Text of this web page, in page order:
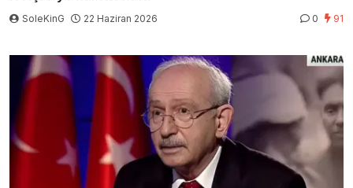
SoleKinG 22 Haziran 2026 0 91